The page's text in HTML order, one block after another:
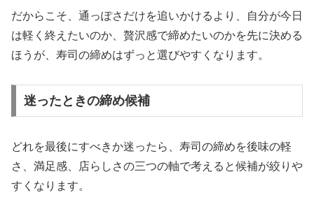
だからこそ、通っぽさだけを追いかけるより、自分が今日
は軽く終えたいのか、贅沢感で締めたいのかを先に決める
ほうが、寿司の締めはずっと選びやすくなります。
迷ったときの締め候補
どれを最後にすべきか迷ったら、寿司の締めを後味の軽
さ、満足感、店らしさの三つの軸で考えると候補が絞りや
すくなります。